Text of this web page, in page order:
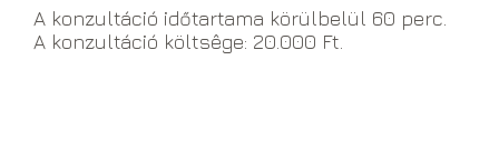
A konzultáció időtartama körülbelül 60 perc.
A konzultáció költsêge: 20.000 Ft.